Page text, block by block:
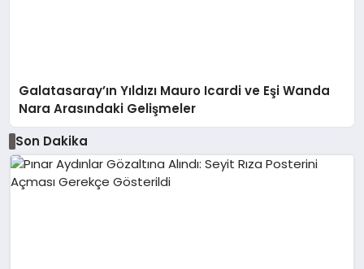
Galatasaray’ın Yıldızı Mauro Icardi ve Eşi Wanda
Nara Arasındaki Gelişmeler
Son Dakika